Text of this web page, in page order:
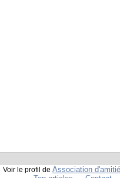
Voir le profil de Association